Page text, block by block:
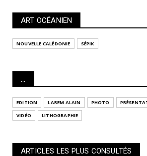
ART OCÉANIEN
NOUVELLE CALÉDONIE SÉPIK
...
EDITION LAREM ALAIN PHOTO
VIDÉO
LITHOGRAPHIE
ARTICLES LES PLUS CONSULTÉS